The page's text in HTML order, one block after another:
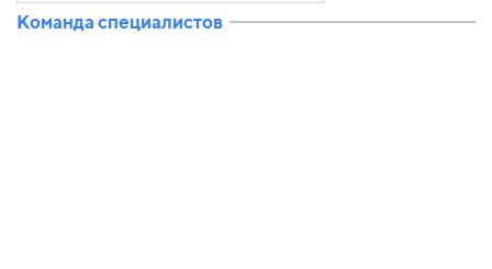
Команда специалистов